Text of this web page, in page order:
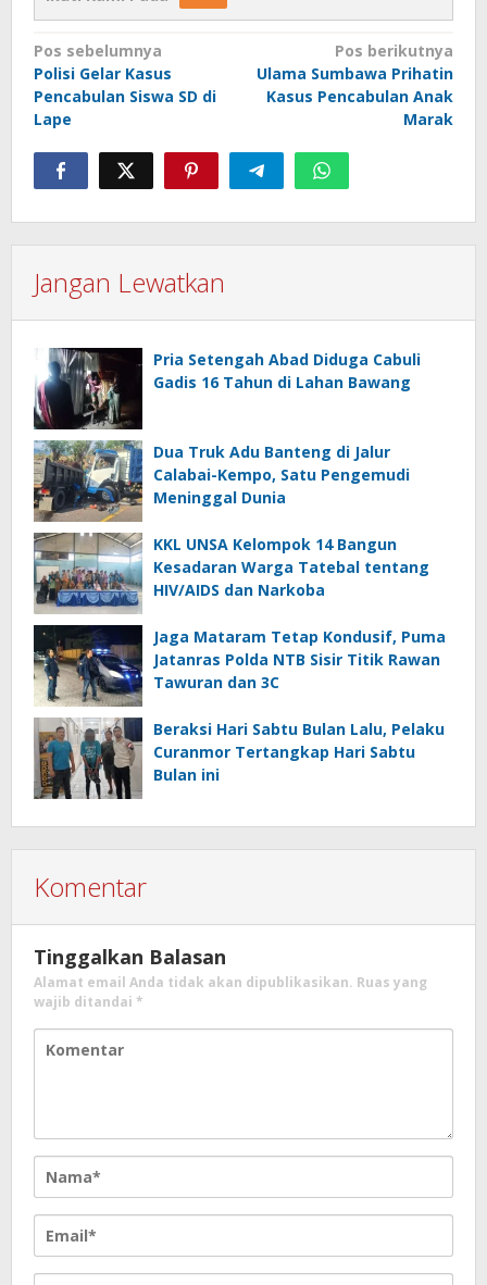
Navigasi
pos
Pos sebelumnya
Polisi Gelar Kasus
Pencabulan Siswa SD di
Lape
Pos berikutnya
Ulama Sumbawa Prihatin
Kasus Pencabulan Anak
Marak
Jangan Lewatkan
Pria Setengah Abad Diduga Cabuli
Gadis 16 Tahun di Lahan Bawang
Dua Truk Adu Banteng di Jalur
Calabai-Kempo, Satu Pengemudi
Meninggal Dunia
KKL UNSA Kelompok 14 Bangun
Kesadaran Warga Tatebal tentang
HIV/AIDS dan Narkoba
Jaga Mataram Tetap Kondusif, Puma
Jatanras Polda NTB Sisir Titik Rawan
Tawuran dan 3C
Beraksi Hari Sabtu Bulan Lalu, Pelaku
Curanmor Tertangkap Hari Sabtu
Bulan ini
Komentar
Tinggalkan Balasan
Alamat email Anda tidak akan dipublikasikan. Ruas yang
wajib ditandai *